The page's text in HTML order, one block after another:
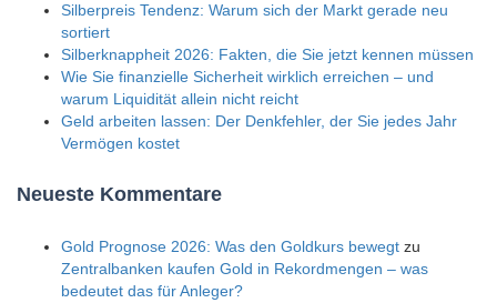
Silberpreis Tendenz: Warum sich der Markt gerade neu
sortiert
Silberknappheit 2026: Fakten, die Sie jetzt kennen müssen
Wie Sie finanzielle Sicherheit wirklich erreichen – und
warum Liquidität allein nicht reicht
Geld arbeiten lassen: Der Denkfehler, der Sie jedes Jahr
Vermögen kostet
Neueste Kommentare
Gold Prognose 2026: Was den Goldkurs bewegt zu
Zentralbanken kaufen Gold in Rekordmengen – was
bedeutet das für Anleger?